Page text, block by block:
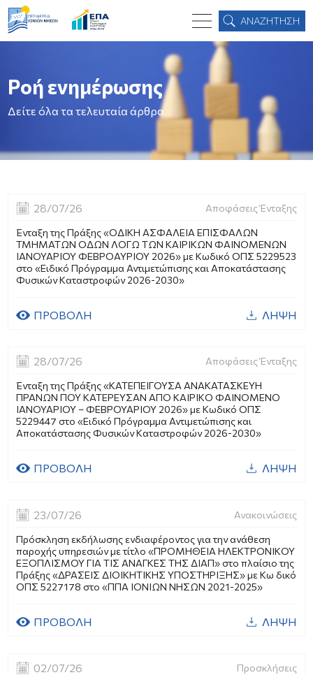
ΑΝΑΖΗΤΗΣΗ
Ροή ενημέρωσης
Δείτε όλα τα τελευταία άρθρα
28/07/26 Αποφάσεις Ένταξης
Ένταξη της Πράξης «ΟΔΙΚΗ ΑΣΦΑΛΕΙΑ ΕΠΙΣΦΑΛΩΝ
ΤΜΗΜΑΤΩΝ ΟΔΩΝ ΛΟΓΩ ΤΩΝ ΚΑΙΡΙΚΩΝ ΦΑΙΝΟΜΕΝΩΝ
ΙΑΝΟΥΑΡΙΟΥ ΦΕΒΡΟΑΥΡΙΟΥ 2026» με Κωδικό ΟΠΣ 5229523
στο «Ειδικό Πρόγραμμα Αντιμετώπισης και Αποκατάστασης
Φυσικών Καταστροφών 2026-2030»
ΠΡΟΒΟΛΗ ΛΗΨΗ
28/07/26 Αποφάσεις Ένταξης
Ένταξη της Πράξης «ΚΑΤΕΠΕΙΓΟΥΣΑ ΑΝΑΚΑΤΑΣΚΕΥΗ
ΠΡΑΝΩΝ ΠΟΥ ΚΑΤΕΡΕΥΣΑΝ ΑΠΟ ΚΑΙΡΙΚΟ ΦΑΙΝΟΜΕΝΟ
ΙΑΝΟΥΑΡΙΟΥ – ΦΕΒΡΟΥΑΡΙΟΥ 2026» με Κωδικό ΟΠΣ
5229447 στο «Ειδικό Πρόγραμμα Αντιμετώπισης και
Αποκατάστασης Φυσικών Καταστροφών 2026-2030»
ΠΡΟΒΟΛΗ ΛΗΨΗ
23/07/26 Ανακοινώσεις
Πρόσκληση εκδήλωσης ενδιαφέροντος για την ανάθεση
παροχής υπηρεσιών με τίτλο «ΠΡΟΜΗΘΕΙΑ ΗΛΕΚΤΡΟΝΙΚΟΥ
ΕΞΟΠΛΙΣΜΟΥ ΓΙΑ ΤΙΣ ΑΝΑΓΚΕΣ ΤΗΣ ΔΙΑΠ» στο πλαίσιο της
Πράξης «ΔΡΑΣΕΙΣ ΔΙΟΙΚΗΤΙΚΗΣ ΥΠΟΣΤΗΡΙΞΗΣ» με Κω δικό
ΟΠΣ 5227178 στο «ΠΠΑ ΙΟΝΙΩΝ ΝΗΣΩΝ 2021-2025»
ΠΡΟΒΟΛΗ ΛΗΨΗ
02/07/26 Προσκλήσεις